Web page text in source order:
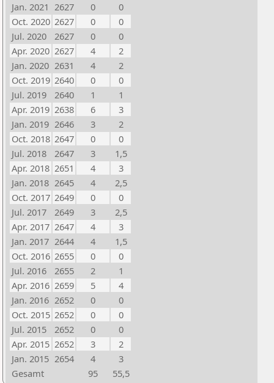
Jan. 2021 2627 0
0
Oct. 2020 2627 0
0
Jul. 2020
2627 0
0
Apr. 2020 2627 4
2
Jan. 2020 2631 4
2
Oct. 2019 2640 0
0
Jul. 2019
2640 1
1
Apr. 2019 2638 6
3
Jan. 2019 2646 3
2
Oct. 2018 2647 0
0
Jul. 2018
2647 3
1,5
Apr. 2018 2651 4
3
Jan. 2018 2645 4
2,5
Oct. 2017 2649 0
0
Jul. 2017
2649 3
2,5
Apr. 2017 2647 4
3
Jan. 2017 2644 4
1,5
Oct. 2016 2655 0
0
Jul. 2016
2655 2
1
Apr. 2016 2659 5
4
Jan. 2016 2652 0
0
Oct. 2015 2652 0
0
Jul. 2015
2652 0
0
Apr. 2015 2652 3
2
Jan. 2015 2654 4
3
Gesamt
95 55,5